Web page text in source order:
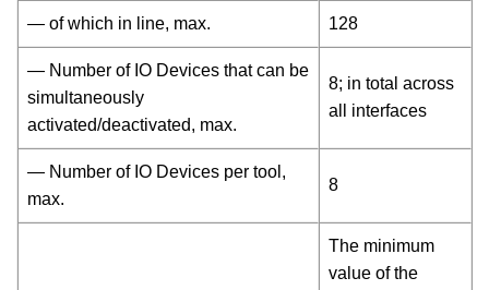
— of which in line, max. 128
— Number of IO Devices that can be
simultaneously
activated/deactivated, max.
8; in total across
all interfaces
— Number of IO Devices per tool,
max.
8
The minimum
value of the